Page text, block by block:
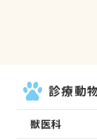
診療動
獣医科